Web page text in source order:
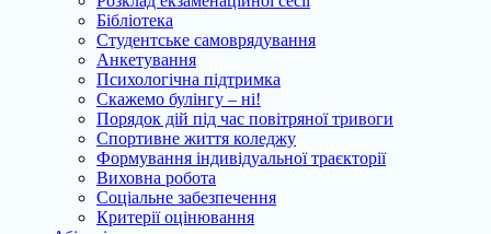
Бібліотека
Студентське самоврядування
Анкетування
Психологічна підтримка
Скажемо булінгу – ні!
Порядок дій під час повітряної тривоги
Спортивне життя коледжу
Формування індивідуальної траєкторії
Виховна робота
Соціальне забезпечення
Критерії оцінювання